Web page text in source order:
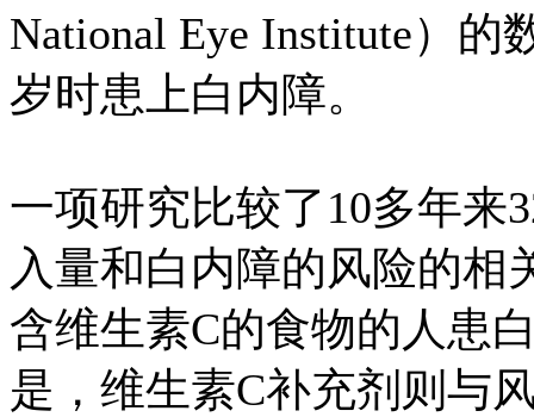
National Eye Institute）
岁时患上白内障。
一项研究比较了10多年来
入量和白内障的风险的相
含维生素C的食物的人患
是，维生素C补充剂则与